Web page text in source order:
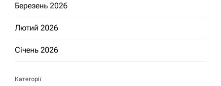
Березень 2026
Лютий 2026
Січень 2026
Категорії